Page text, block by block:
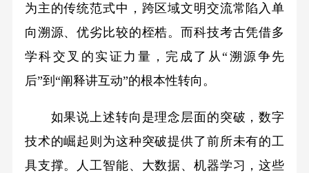
为主的传统范式中，跨区域文明交流常陷入单
向溯源、优劣比较的桎梏。而科技考古凭借多
学科交叉的实证力量，完成了从“溯源争先
后”到“阐释讲互动”的根本性转向。
如果说上述转向是理念层面的突破，数字
技术的崛起则为这种突破提供了前所未有的工
具支撑。人工智能、大数据、机器学习，这些